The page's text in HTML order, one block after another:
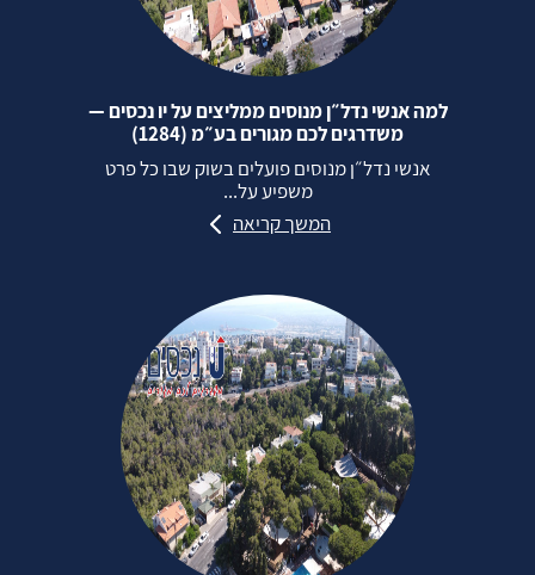
למה אנשי נדל״ן מנוסים ממליצים על יו נכסים —
משדרגים לכם מגורים בע״מ (1284)
אנשי נדל״ן מנוסים פועלים בשוק שבו כל פרט
משפיע על...
המשך קריאה